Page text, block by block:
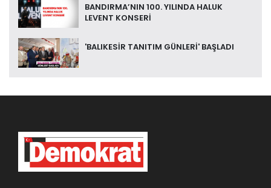
BANDIRMA’NIN 100. YILINDA HALUK
LEVENT KONSERİ
'BALIKESİR TANITIM GÜNLERİ' BAŞLADI